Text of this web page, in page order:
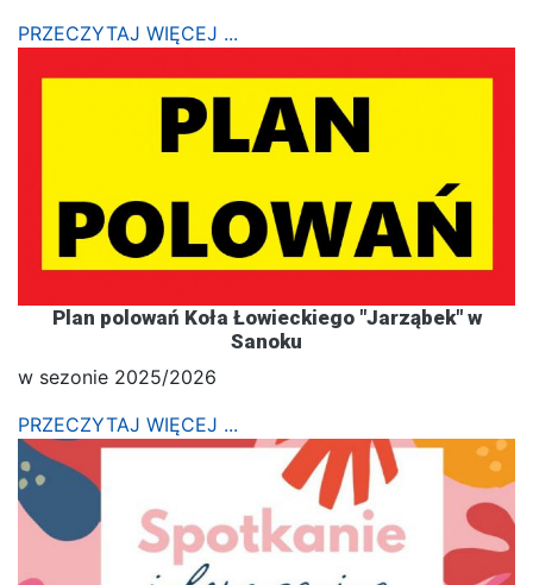
PRZECZYTAJ WIĘCEJ ...
Plan polowań Koła Łowieckiego "Jarząbek" w
Sanoku
w sezonie 2025/2026
PRZECZYTAJ WIĘCEJ ...